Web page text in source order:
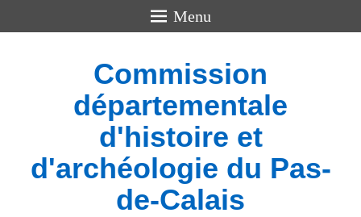
Menu
Commission
départementale
d'histoire et
d'archéologie du Pas-
de-Calais